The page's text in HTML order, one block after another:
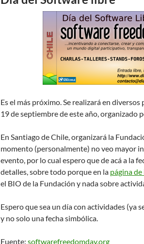
Es el más próximo. Se realizará en
19 de septiembre de este año, organizado
En Santiago de Chile, organizará la
momento (personalmente) no veo mayor
evento, por lo cual espero que de acá a la
detalles, sobre todo porque en la página
el BIO de la Fundación y nada sobre
Espero que sea un día con actividades (ya
y no solo una fecha simbólica.
Fuente: softwarefreedomday.org